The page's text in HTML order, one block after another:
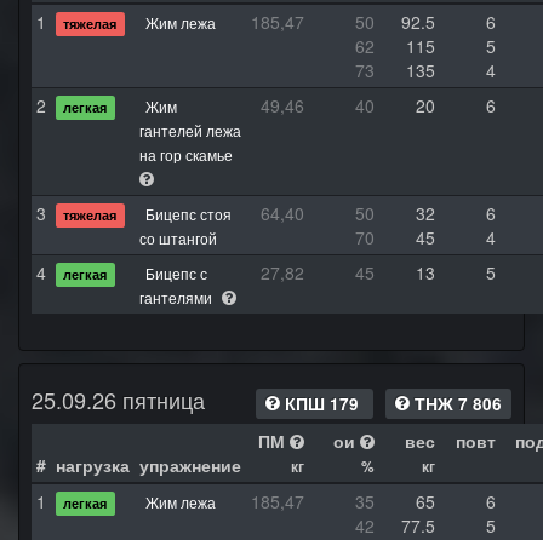
1 тяжелая Жим лежа 185,47 50 92.5
6
62
115
5
73
135
4
2
легкая
Жим
гантелей лежа
на гор скамье
49,46 40 20 6
3 тяжелая
Бицепс стоя
со штангой
64,40 50 32
6
70
45
4
4
легкая
Бицепс с
гантелями
27,82 45 13 5
25.09.26 пятница КПШ 179 ТНЖ 7 806
# нагрузка упражнение
ПМ
кг
ои
%
вес
кг
повт
1 легкая Жим лежа 185,47 35 65
6
42
77.5
5